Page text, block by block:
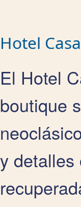
Hotel
El Hotel
boutique
y detalles